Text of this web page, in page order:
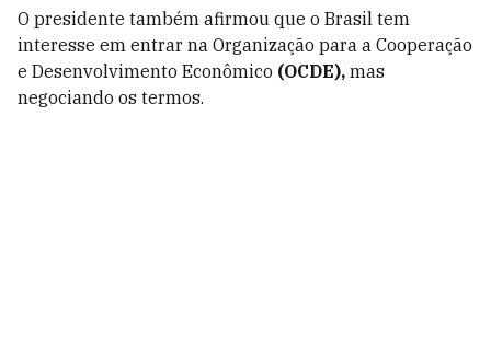
O presidente também afirmou que o Brasil tem
interesse em entrar na Organização para a Cooperação
e Desenvolvimento Econômico (OCDE), mas
negociando os termos.